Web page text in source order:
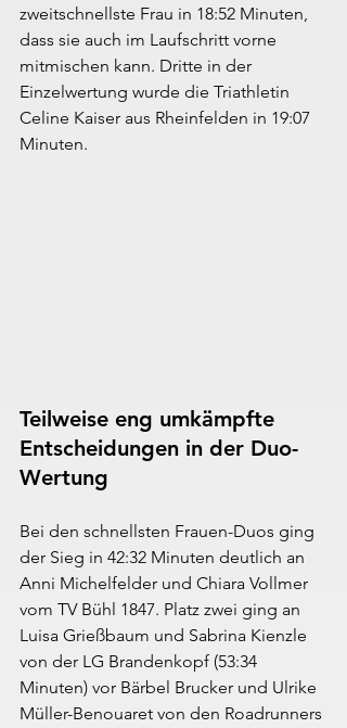
zweitschnellste Frau in 18:52 Minuten,
dass sie auch im Laufschritt vorne
mitmischen kann. Dritte in der
Einzelwertung wurde die Triathletin
Celine Kaiser aus Rheinfelden in 19:07
Minuten.
Teilweise eng umkämpfte
Entscheidungen in der Duo-
Wertung
Bei den schnellsten Frauen-Duos ging
der Sieg in 42:32 Minuten deutlich an
Anni Michelfelder und Chiara Vollmer
vom TV Bühl 1847. Platz zwei ging an
Luisa Grießbaum und Sabrina Kienzle
von der LG Brandenkopf (53:34
Minuten) vor Bärbel Brucker und Ulrike
Müller-Benouaret von den Roadrunners